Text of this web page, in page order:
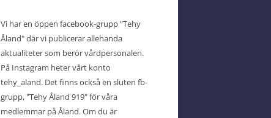
Vi har en öppen facebook-grupp "Tehy
Åland" där vi publicerar allehanda
aktualiteter som berör vårdpersonalen.
På Instagram heter vårt konto
tehy_aland. Det finns också en sluten fb-
grupp, "Tehy Åland 919" för våra
medlemmar på Åland. Om du är